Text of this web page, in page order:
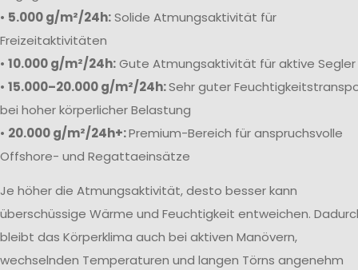
• 5.000 g/m²/24h:Solide Atmungsaktivität für
Freizeitaktivitäten
• 10.000 g/m²/24h:Gute Atmungsaktivität für aktive Segler
• 15.000–20.000 g/m²/24h:Sehr guter
bei hoher körperlicher Belastung
• 20.000 g/m²/24h+:Premium-Bereich für anspruchsvolle
Offshore- und Regattaeinsätze
Je höher die Atmungsaktivität, desto besser kann
überschüssige Wärme und Feuchtigkeit entweichen.
bleibt das Körperklima auch bei aktiven Manövern,
wechselnden Temperaturen und langen Törns angenehm